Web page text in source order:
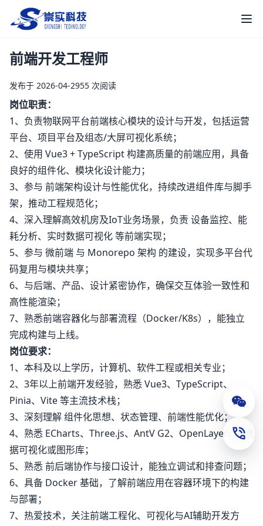
崇实科技 打
前端开发工程师
发布于 2026-04-2955 次阅读
岗位职责：
1、负责物联网平台前端核心模块的设计与开发，包括运营
平台、项目平台及组态/大屏可视化系统；
2、使用 Vue3 + TypeScript 构建高质量的前端应用，具备
良好的组件化、模块化设计能力；
3、参与 前端架构设计与性能优化，持续改进组件库与脚手
架，推动工程规范化；
4、深入理解高效机房及IoT业务场景，负责 设备监控、能
耗分析、实时数据可视化 等前端实现；
5、参与 微前端 与 Monorepo 架构 的建设，实现多平台代
码复用与模块共享；
6、与后端、产品、设计紧密协作，确保交互体验一致性和
高性能渲染；
7、熟悉前端容器化与部署流程（Docker/K8s），能独立
完成构建与上线。
岗位要求：
1、本科及以上学历，计算机、软件工程或相关专业；
2、3年以上前端开发经验，熟悉 Vue3、TypeScript、
Pinia、Vite 等主流技术栈；
3、深刻理解 组件化思想、状态管理、前端性能优化；
4、熟悉 ECharts、Three.js、AntV G2、OpenLayers 等数
据可视化或图形库；
5、熟悉 前后端协作与接口设计，能独立调试和排查问题；
6、具备 Docker 基础，了解前端应用在容器环境下的构建
与部署；
7、热爱技术，关注前端工程化、可视化与AI辅助开发方
公众
联系